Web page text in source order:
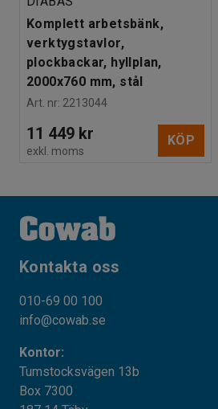
Komplett arbetsbänk,
verktygstavlor,
plockbackar, hyllplan,
2000x760 mm, stål
Art. nr: 2213044
11 449 kr
exkl. moms
KÖP
Kontakta oss
010-69 00 100
info@cowab.se
Kontor:
Tumstocksvägen 13b
Box 7300